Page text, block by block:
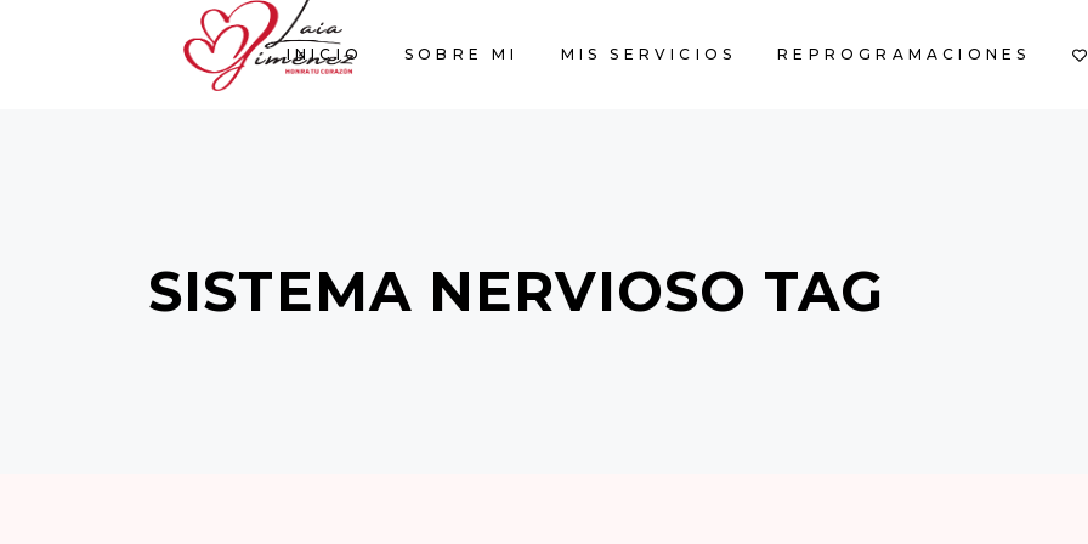
INICIO SOBRE MI MIS SERVICIOS REPROGRAMACIONES
SISTEMA NERVIOSO TAG